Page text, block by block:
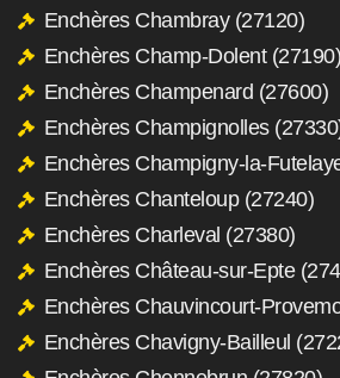
Enchères Chambray (27120)
Enchères Champ-Dolent (27190)
Enchères Champenard (27600)
Enchères Champignolles
Enchères Champigny-la-
Enchères Chanteloup (27240)
Enchères Charleval (27380)
Enchères Château-sur-Epte
Enchères Chauvincourt-
Enchères Chavigny-Bailleul